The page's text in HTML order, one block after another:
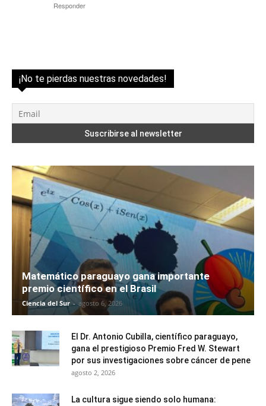
Responder
¡No te pierdas nuestras novedades!
Matemático paraguayo gana importante
premio científico en el Brasil
Ciencia del Sur - agosto 6, 2026
El Dr. Antonio Cubilla, científico paraguayo,
gana el prestigioso Premio Fred W. Stewart
por sus investigaciones sobre cáncer de pene
agosto 2, 2026
La cultura sigue siendo solo humana: